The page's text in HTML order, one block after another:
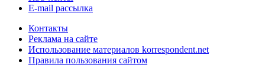
E-mail рассылка
Контакты
Реклама на сайте
Использование материалов korrespondent.net
Правила пользования сайтом